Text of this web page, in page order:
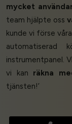
mycket
team hjälpte oss
kunde vi förse
instrumentpanel.
vi kan räkna
tjänsten!’